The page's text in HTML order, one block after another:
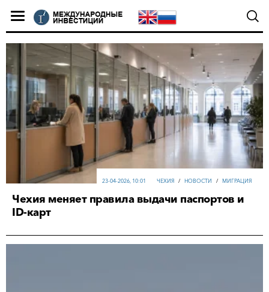
ЧЕХИЯ / НОВОСТИ / МИГРАЦИЯ
23-04-2026, 10:01
Чехия меняет правила выдачи паспортов и
ID-карт